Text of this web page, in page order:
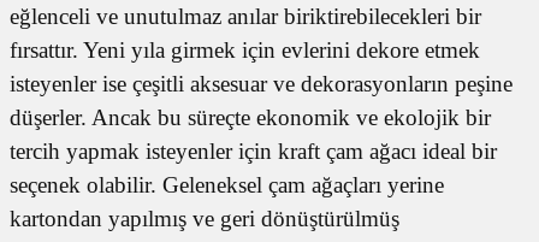
Kutuları
eğlenceli ve unutulmaz anılar biriktirebilecekleri bir
fırsattır. Yeni yıla girmek için evlerini dekore etmek
isteyenler ise çeşitli aksesuar ve dekorasyonların peşine
düşerler. Ancak bu süreçte ekonomik ve ekolojik bir
tercih yapmak isteyenler için kraft çam ağacı ideal bir
seçenek olabilir. Geleneksel çam ağaçları yerine
kartondan yapılmış ve geri dönüştürülmüş